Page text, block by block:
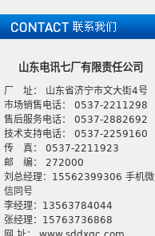
山东电讯七厂有限责任公司
厂 址： 山东省济宁市文大街4号
市场销售电话： 0537-2211298
售后服务电话： 0537-2882692
技术支持电话： 0537-2259160
传 真： 0537-2211923
邮 编： 272000
刘总经理：15562399306 手机微
信同号
李经理：13563784044
张经理：15763736868